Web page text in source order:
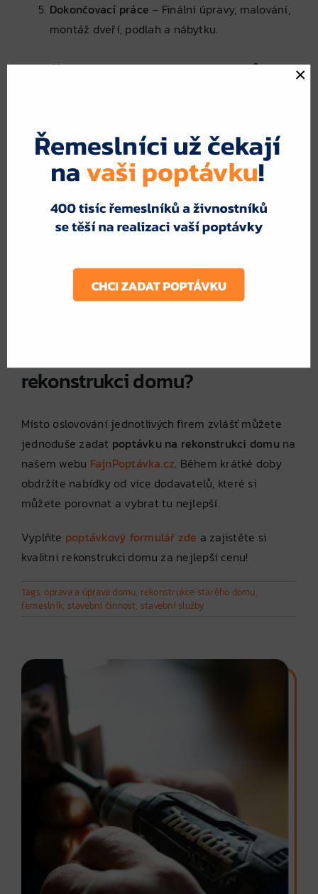
Dokončovací práce – Finální úpravy, malování,
montáž dveří, podlah a nábytku.
Proč poptat více odborníků na
Oslovením více specialistů získáte:
Porovnání cenových nabídek– Každá firma
Různé stavební postupy– Možnost výběru
nejvhodnější metody pro váš dům.
ověřeného odborníka.
Garanci kvality– Profesionální firmy často
rekonstrukci domu?
Místo oslovování jednotlivých firem zvlášť můžete
jednoduše zadat poptávku na rekonstrukci domu na
našem webu FajnPoptávka.cz. Během krátké doby
obdržíte nabídky od více dodavatelů, které si
můžete porovnat a vybrat tu nejlepší.
Vyplňte poptávkový formulář zde a zajistěte si
kvalitní rekonstrukci domu za nejlepší cenu!
Tags: oprava a úprava domu, rekonstrukce starého domu,
řemeslník, stavební činnost, stavební služby
×